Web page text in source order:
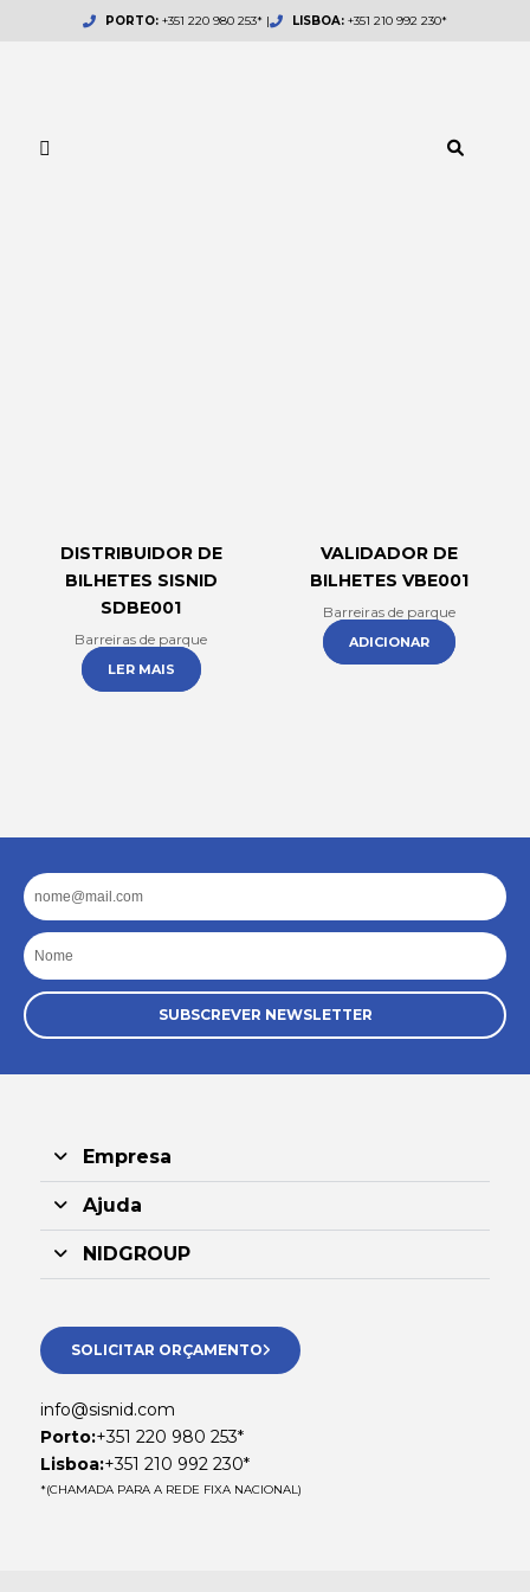
PORTO: +351 220 980 253* | LISBOA:+351 210 992 230*
DISTRIBUIDOR DE
BILHETES SISNID
SDBE001
Barreiras de parque
LER MAIS
VALIDADOR DE
BILHETES VBE001
Barreiras de parque
ADICIONAR
Email
Nome
SUBSCREVER NEWSLETTER
Empresa
Ajuda
NIDGROUP
SOLICITAR ORÇAMENTO
info@sisnid.com
Porto:+351 220 980 253*
Lisboa:+351 210 992 230*
*(CHAMADA PARA A REDE FIXA NACIONAL)